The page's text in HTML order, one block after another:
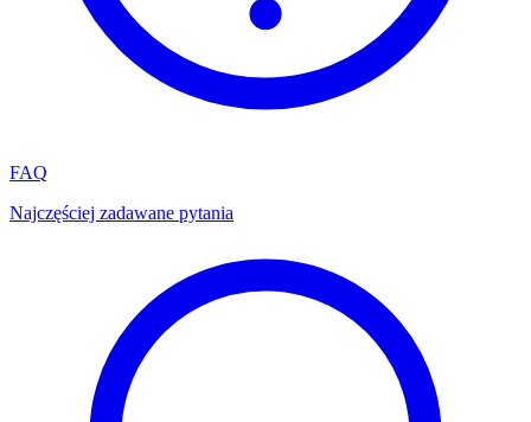
FAQ
Najczęściej zadawane pytania